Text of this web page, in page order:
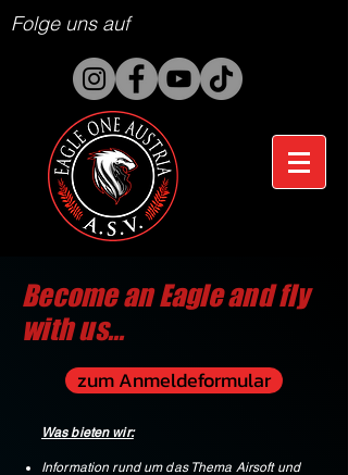
Folge uns auf
Become an Eagle and fly
with us...
zum Anmeldeformular
Was bieten wir:
Information rund um das Thema Airsoft und